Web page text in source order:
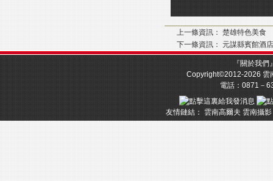
上一條資訊： 楚雄特色美食
下一條資訊： 元謀縣賓館酒
『關於我們
Copyright©2012-2026雲
電話：0871－
友情鏈結：雲南高爾夫 雲南攝影